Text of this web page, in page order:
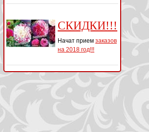
СКИДКИ!!!
Начат приемзаказов
на 2018 год!!!